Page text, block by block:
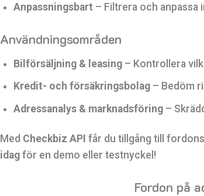
Anpassningsbart – Filtrera och
Användningsområden
Bilförsäljning & leasing – Kontrollera
Kredit- och försäkringsbolag – Bedöm
Adressanalys & marknadsföring –
Med Checkbiz API får du tillgång till
idag för en demo eller testnyckel!
Fordon på